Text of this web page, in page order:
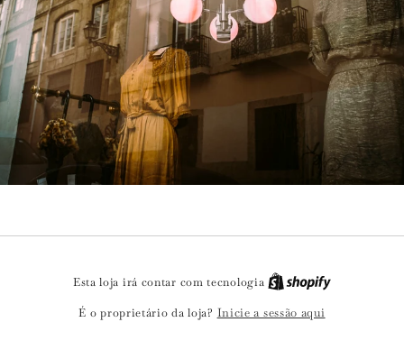
Esta loja irá contar com tecnologia
É o proprietário da loja? Inicie a sessão aqui